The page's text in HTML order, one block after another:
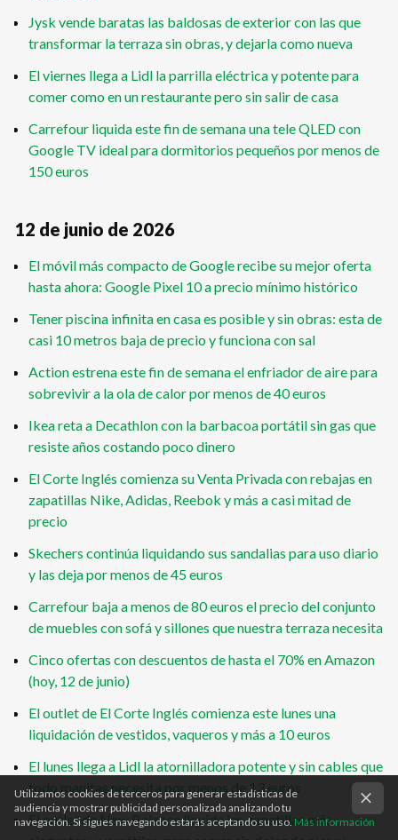
Jysk vende baratas las baldosas de exterior con las que
transformar la terraza sin obras, y dejarla como nueva
El viernes llega a Lidl la parrilla eléctrica y potente para
comer como en un restaurante pero sin salir de casa
Carrefour liquida este fin de semana una tele QLED con
Google TV ideal para dormitorios pequeños por menos de
150 euros
12 de junio de 2026
El móvil más compacto de Google recibe su mejor oferta
hasta ahora: Google Pixel 10 a precio mínimo histórico
Tener piscina infinita en casa es posible y sin obras: esta de
casi 10 metros baja de precio y funciona con sal
Action estrena este fin de semana el enfriador de aire para
sobrevivir a la ola de calor por menos de 40 euros
Ikea reta a Decathlon con la barbacoa portátil sin gas que
resiste años costando poco dinero
El Corte Inglés comienza su Venta Privada con rebajas en
zapatillas Nike, Adidas, Reebok y más a casi mitad de
precio
Skechers continúa liquidando sus sandalias para uso diario
y las deja por menos de 45 euros
Carrefour baja a menos de 80 euros el precio del conjunto
de muebles con sofá y sillones que nuestra terraza necesita
Cinco ofertas con descuentos de hasta el 70% en Amazon
(hoy, 12 de junio)
El outlet de El Corte Inglés comienza este lunes una
liquidación de vestidos, vaqueros y más a 10 euros
El lunes llega a Lidl la atornilladora potente y sin cables que
todo manitas necesita por menos de 13 euros
El outlet de New Balance liquida las zapatillas más
Utilizamos cookies de terceros para generar estadísticas de
audiencia y mostrar publicidad personalizada analizando tu
navegación. Si sigues navegando estarás aceptando su uso.Más información